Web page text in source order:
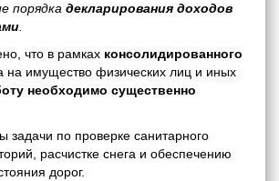
порядка декларирования доходов
что в рамках консолидированного
на имущество физических лиц и иных
необходимо существенно
задачи по проверке санитарного
расчистке снега и обеспечению
дорог.